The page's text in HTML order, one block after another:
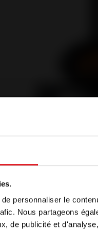
personnaliser le
Nous partageons
de publicité et
Brio on Bench
Air Supply
by default, in
continue browsing our
below